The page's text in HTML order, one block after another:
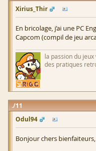
Xirius_Thir
En bricolage, j’ai une PC
Capcom (compil de jeu
la passion du
des pratiques
11
Odul94
Bonjour chers bienfaiteurs,